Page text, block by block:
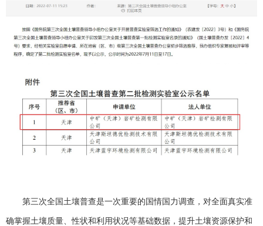
第三次全国土壤普查是一次重要的国情国力调查，对全面真实准
确掌握土壤质量、性状和利用状况等基础数据，提升土壤资源保护和